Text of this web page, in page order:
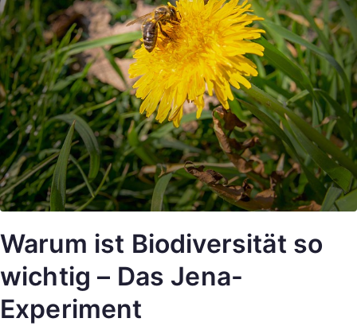
Warum ist Biodiversität so
wichtig – Das Jena-
Experiment